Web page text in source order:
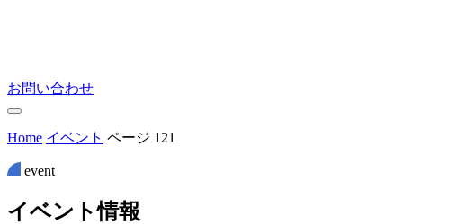
お問い合わせ
Home イベント ページ 121
event
イベン ト情報